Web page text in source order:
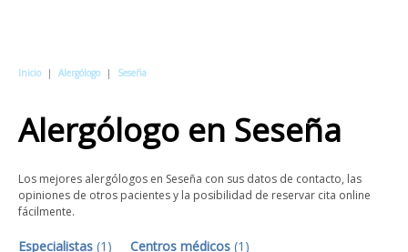
Inicio | Alergólogo | Seseña
Alergólogo en Seseña
Los mejores alergólogos en Seseña con sus datos de contacto, las
opiniones de otros pacientes y la posibilidad de reservar cita online
fácilmente.
Especialistas (1 ) Centros médicos (1 )